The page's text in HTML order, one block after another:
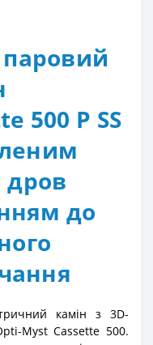
500 P SS
до
камін з 3D-
Myst Cassette 500.